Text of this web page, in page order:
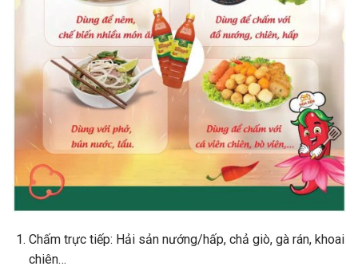
Chấm trực tiếp: Hải sản nướng/hấp, chả giò, gà rán, khoai
chiên…